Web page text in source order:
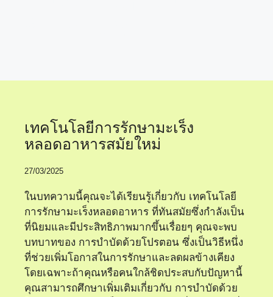
เทคโนโลยีการรักษามะเร็ง
หลอดอาหารสมัยใหม่
27/03/2025
ในบทความนี้คุณจะได้เรียนรู้เกี่ยวกับ เทคโนโลยี
การรักษามะเร็งหลอดอาหาร ที่ทันสมัยซึ่งกำลังเป็น
ที่นิยมและมีประสิทธิภาพมากขึ้นเรื่อยๆ คุณจะพบ
บทบาทของ การบำบัดด้วยโปรตอน ซึ่งเป็นวิธีหนึ่ง
ที่ช่วยเพิ่มโอกาสในการรักษาและลดผลข้างเคียง
โดยเฉพาะถ้าคุณหรือคนใกล้ชิดประสบกับปัญหานี้
คุณสามารถศึกษาเพิ่มเติมเกี่ยวกับ การบำบัดด้วย